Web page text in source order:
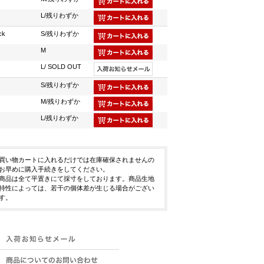
L/残りわずか
S/残りわずか
M
L/ SOLD OUT
S/残りわずか
M/残りわずか
L/残りわずか
い物カートに入れるだけでは在庫確保されませんの
早めに購入手続きをしてください。
品は全て平置きにて採寸をしております。商品生地
性によっては、若干の個体差が生じる場合がござい
。